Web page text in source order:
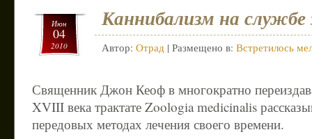
Июн
04
2010
Каннибализм на службе
Автор: Отрад | Размещено в: Встретилось
Священник Джон Кеоф в многократно
XVIII века трактате Zoologia medicinalis
передовых методах лечения своего времени.